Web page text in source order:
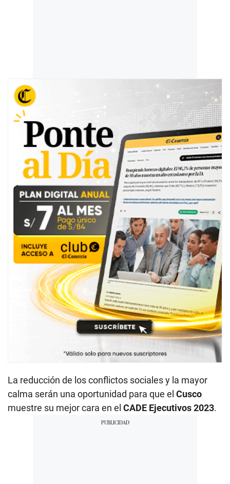
La reducción de los conflictos sociales y la mayor
calma serán una oportunidad para que el Cusco
muestre su mejor cara en el CADE Ejecutivos 2023.